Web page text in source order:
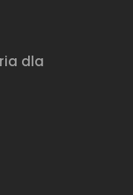
dla